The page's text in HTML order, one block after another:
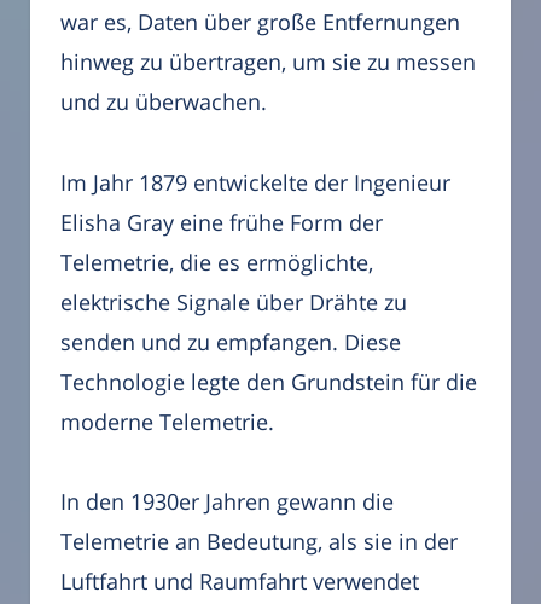
war es, Daten über große Entfernungen
hinweg zu übertragen, um sie zu messen
und zu überwachen.
Im Jahr 1879 entwickelte der Ingenieur
Elisha Gray eine frühe Form der
Telemetrie, die es ermöglichte,
elektrische Signale über Drähte zu
senden und zu empfangen. Diese
Technologie legte den Grundstein für die
moderne Telemetrie.
In den 1930er Jahren gewann die
Telemetrie an Bedeutung, als sie in der
Luftfahrt und Raumfahrt verwendet